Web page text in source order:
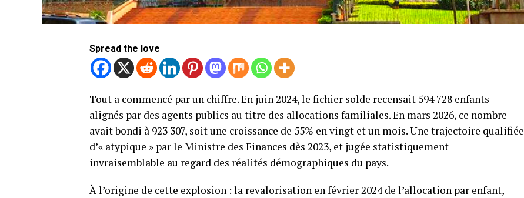
Spread the love
Tout a commencé par un chiffre. En juin 2024, le fichier solde recensait 594 728 enfants
alignés par des agents publics au titre des allocations familiales. En mars 2026, ce nombre
avait bondi à 923 307, soit une croissance de 55% en vingt et un mois. Une trajectoire qualifiée
d’« atypique » par le Ministre des Finances dès 2023, et jugée statistiquement
invraisemblable au regard des réalités démographiques du pays.
À l’origine de cette explosion : la revalorisation en février 2024 de l’allocation par enfant,